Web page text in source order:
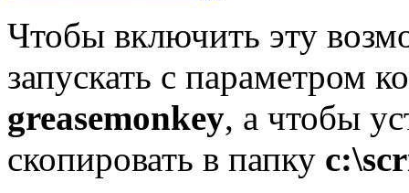
Чтобы включить эту
запускать с параметром
greasemonkey, а чтобы
скопировать в папку